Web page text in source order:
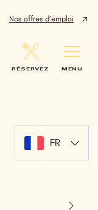
Nos offres d’emploi
RÉSERVEZ MENU
FR